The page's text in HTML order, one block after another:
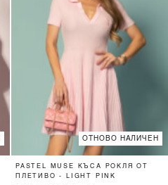
ОТНОВО НАЛИЧЕН
PASTEL MUSE КЪСА РОКЛЯ ОТ
ПЛЕТИВО - LIGHT PINK